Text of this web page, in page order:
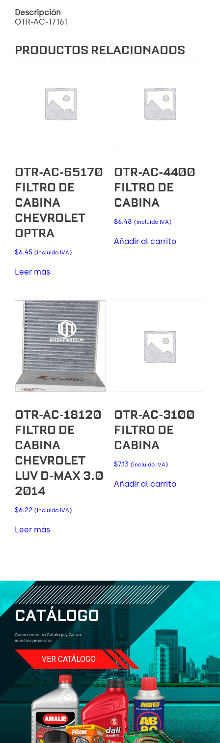
ACONDICIONADO
CX3
cantidad
Descripción
OTR-AC-17161
PRODUCTOS RELACIONADOS
OTR-AC-65170
FILTRO DE
CABINA
CHEVROLET
OPTRA
$6.45 (incluido IVA)
Leer más
OTR-AC-4400
FILTRO DE
CABINA
$6.48 (incluido IVA)
Añadir al carrito
OTR-AC-18120
FILTRO DE
CABINA
CHEVROLET
LUV D-MAX 3.0
2014
$6.22 (incluido IVA)
Leer más
OTR-AC-3100
FILTRO DE
CABINA
$7.13 (incluido IVA)
Añadir al carrito
CATÁLOGO
Conoce nuestro Catálogo y Cotiza
nuestros productos.
VER CATÁLOGO